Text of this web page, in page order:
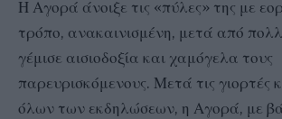
Η Αγορά άνοιξε τις «πύλες» της με
τρόπο, ανακαινισμένη, μετά από
γέμισε αισιοδοξία και χαμόγελα τους
παρευρισκόμενους. Μετά τις γιορτές
όλων των εκδηλώσεων, η Αγορά, με